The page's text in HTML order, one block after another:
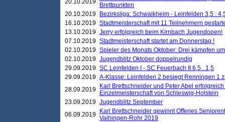
20.10.2019
Brettpunkten
20.10.2019
Bezirksliga: Schwaikheim - Leinfelden 3,5 :
16.10.2019 Stadtmeisterschaft mit 11 Teilnehmern
13.10.2019 Jerry erfolgreich beim Kirnbach Jugendopen!
07.10.2019 Stadtmeisterschaft startet am Donnerstag !
02.10.2019 Spieler des Monats Oktober: Drei kämpfen
02.10.2019 Jugendblitz Oktober doppelrundig
29.09.2019 SC Leinfelden I - SC Feuerbach II 6,5 . 1,5
29.09.2019 A-Klasse: Leinfelden 2 besiegt Renningen 1
28.09.2019
Karl Brettschneider und Peter Abel
Einzelmeisterschaft von Schleswig-Holstein
23.09.2019 Jugendblitz September
06.09.2019
Karl Brettschneider gewinnt Offenes
Vaihingen-Rohr 2019